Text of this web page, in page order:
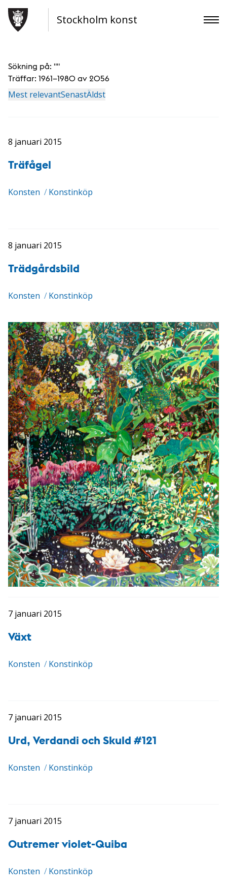
Stockholm konst
Sökning på: ""
Träffar: 1961–1980 av 2056
Mest relevantSenastÄldst
8 januari 2015
Träfågel
Konsten / Konstinköp
8 januari 2015
Trädgårdsbild
Konsten / Konstinköp
7 januari 2015
Växt
Konsten / Konstinköp
7 januari 2015
Urd, Verdandi och Skuld #121
Konsten / Konstinköp
7 januari 2015
Outremer violet-Quiba
Konsten / Konstinköp